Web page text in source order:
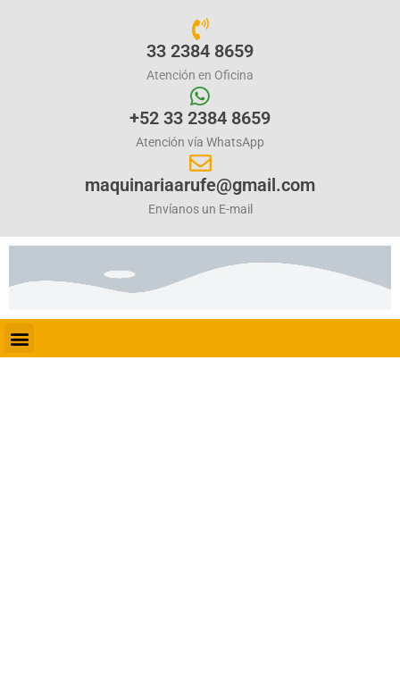
33 2384 8659
Atención en Oficina
+52 33 2384 8659
Atención vía WhatsApp
maquinariaarufe@gmail.com
Envíanos un E-mail